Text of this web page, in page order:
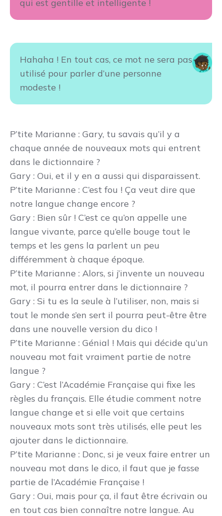
qui est gentille et intelligente !
Hahaha ! En tout cas, ce mot ne sera pas
utilisé pour parler d’une personne
modeste !
P’tite Marianne : Gary, tu savais qu’il y a
chaque année de nouveaux mots qui entrent
dans le dictionnaire ?
Gary : Oui, et il y en a aussi qui disparaissent.
P’tite Marianne : C’est fou ! Ça veut dire que
notre langue change encore ?
Gary : Bien sûr ! C’est ce qu’on appelle une
langue vivante, parce qu’elle bouge tout le
temps et les gens la parlent un peu
différemment à chaque époque.
P’tite Marianne : Alors, si j’invente un nouveau
mot, il pourra entrer dans le dictionnaire ?
Gary : Si tu es la seule à l’utiliser, non, mais si
tout le monde s’en sert il pourra peut-être être
dans une nouvelle version du dico !
P’tite Marianne : Génial ! Mais qui décide qu’un
nouveau mot fait vraiment partie de notre
langue ?
Gary : C’est l’Académie Française qui fixe les
règles du français. Elle étudie comment notre
langue change et si elle voit que certains
nouveaux mots sont très utilisés, elle peut les
ajouter dans le dictionnaire.
P’tite Marianne : Donc, si je veux faire entrer un
nouveau mot dans le dico, il faut que je fasse
partie de l’Académie Française !
Gary : Oui, mais pour ça, il faut être écrivain ou
en tout cas bien connaître notre langue. Au